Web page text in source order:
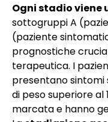
Ogni stadio viene
sottogruppi A
(paziente
prognostiche
terapeutica. I
presentano
di peso superiore al
marcata e hanno